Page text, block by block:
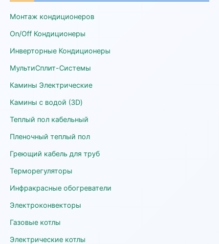
Монтаж кондиционеров
On/Off Кондиционеры
Инверторные Кондиционеры
МультиСплит-Системы
Камины Электрические
Камины с водой (3D)
Теплый пол кабельный
Пленочный теплый пол
Греющий кабель для труб
Терморегуляторы
Инфракрасные обогреватели
Электроконвекторы
Газовые котлы
Электрические котлы